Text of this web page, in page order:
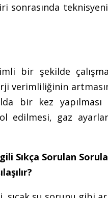
sonrasında
bir şekilde
verimliliğinin
bir kez
edilmesi, gaz
Sıkça Sorulan